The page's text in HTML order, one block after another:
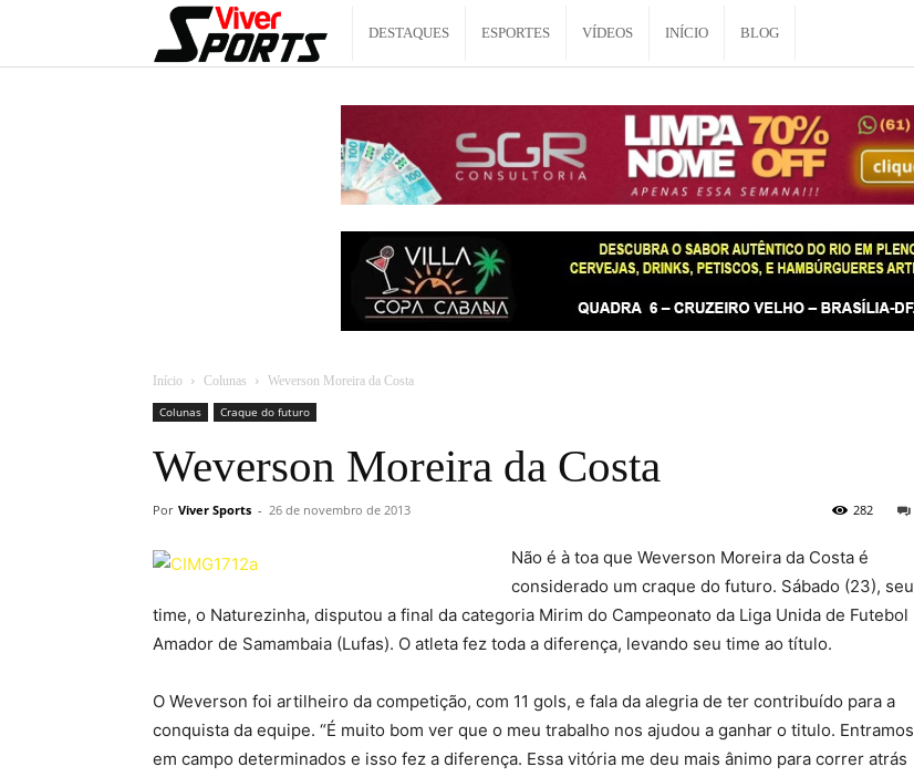
Viver
DESTAQUES ESPORTES VÍDEOS INÍCIO BLOG
Início Colunas
Weverson Moreira da Costa
Colunas
Craque do futuro
Weverson Moreira da Costa
Por Viver Sports - 26 de novembro de 2013 282
Não é à toa que Weverson Moreira da Costa é
considerado um craque do futuro. Sábado (23), seu
time, o Naturezinha, disputou a final da categoria Mirim do Campeonato da Liga Unida de Futebol
Amador de Samambaia (Lufas). O atleta fez toda a diferença, levando seu time ao título.
O Weverson foi artilheiro da competição, com 11 gols, e fala da alegria de ter contribuído para a
conquista da equipe. “É muito bom ver que o meu trabalho nos ajudou a ganhar o titulo. Entramos
em campo determinados e isso fez a diferença. Essa vitória me deu mais ânimo para correr atrás